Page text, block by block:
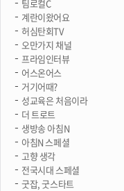
팀로컬C
계란이왔어요
허심탄회TV
오만가지 채널
프라임인터뷰
어스온어스
거기어때?
성교육은 처음이라
더 트로트
생방송 아침N
아침N 스페셜
고향 생각
전국시대 스페셜
굿잡, 굿스타트